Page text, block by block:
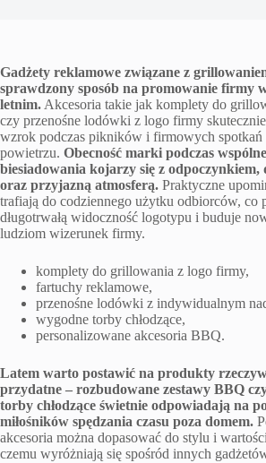
Gadżety reklamowe związane z
sprawdzony sposób na promowanie firmy
letnim. Akcesoria takie jak komplety do
czy przenośne lodówki z logo firmy
wzrok podczas pikników i firmowych spotkań
powietrzu. Obecność marki podczas
biesiadowania kojarzy się z odpoczynkiem,
oraz przyjazną atmosferą. Praktyczne
trafiają do codziennego użytku odbiorców, co
długotrwałą widoczność logotypu i buduje
ludziom wizerunek firmy.
komplety do grillowania z logo firmy,
fartuchy reklamowe,
przenośne lodówki z indywidualnym
wygodne torby chłodzące,
personalizowane akcesoria BBQ.
Latem warto postawić na produkty
przydatne – rozbudowane zestawy BBQ
torby chłodzące świetnie odpowiadają na
miłośników spędzania czasu poza domem.
akcesoria można dopasować do stylu i
czemu wyróżniają się spośród innych